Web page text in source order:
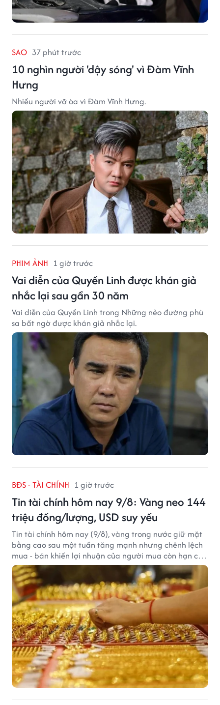
SAO 37 phút trước
10 nghìn người 'dậy sóng' vì Đàm Vĩnh
Hưng
Nhiều người vỡ òa vì Đàm Vĩnh Hưng.
PHIM ẢNH 1 giờ trước
Vai diễn của Quyền Linh được khán giả
nhắc lại sau gần 30 năm
Vai diễn của Quyền Linh trong Những nẻo đường phù
sa bất ngờ được khán giả nhắc lại.
BĐS - TÀI CHÍNH 1 giờ trước
Tin tài chính hôm nay 9/8: Vàng neo 144
triệu đồng/lượng, USD suy yếu
Tin tài chính hôm nay (9/8), vàng trong nước giữ mặt
bằng cao sau một tuần tăng mạnh nhưng chênh lệch
mua - bán khiến lợi nhuận của người mua còn hạn chế,
trong khi USD chịu sức ép sau dữ liệu việc làm Mỹ gây
thất vọng.